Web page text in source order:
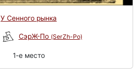
У Сенного рынка
СэрЖ-По (SerZh-Po)
1-e место